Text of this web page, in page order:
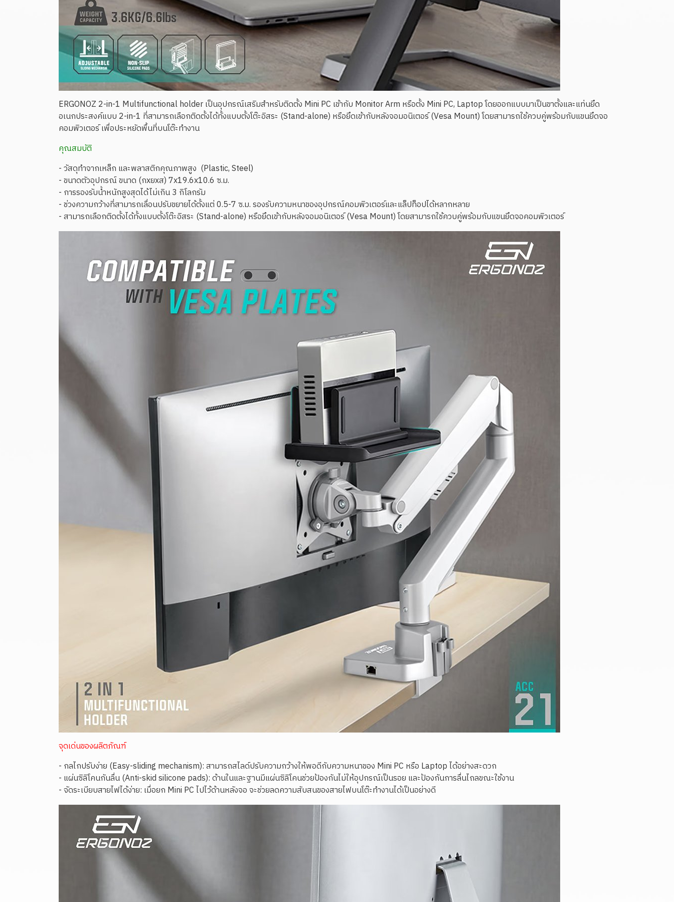
ERGONOZ 2-in-1 Multifunctional holder เป็นอุปกรณ์เสริมสำหรับติดตั้ง Mini PC เข้ากับ Monitor Arm หรือตั้ง Mini PC, Laptop โดยออกแบบมาเป็นขาตั้งและแท่นยึด
อเนกประสงค์แบบ 2-in-1 ที่สามารถเลือกติดตั้งได้ทั้งแบบตั้งโต๊ะอิสระ (Stand-alone) หรือยึดเข้ากับหลังจอมอนิเตอร์ (Vesa Mount) โดยสามารถใช้ควบคู่พร้อมกับแขนยึดจอ
คอมพิวเตอร์ เพื่อประหยัดพื้นที่บนโต๊ะทำงาน
คุณสมบัติ
- วัสดุทำจากเหล็ก และพลาสติกคุณภาพสูง (Plastic, Steel)
- ขนาดตัวอุปกรณ์ ขนาด (กxยxส) 7x19.6x10.6 ซ.ม.
- การรองรับน้ำหนักสูงสุดได้ไม่เกิน 3 กิโลกรัม
- ช่วงความกว้างที่สามารถเลื่อนปรับขยายได้ตั้งแต่ 0.5-7 ซ.ม. รองรับความหนาของอุปกรณ์คอมพิวเตอร์และแล็ปท็อปได้หลากหลาย
- สามารถเลือกติดตั้งได้ทั้งแบบตั้งโต๊ะอิสระ (Stand-alone) หรือยึดเข้ากับหลังจอมอนิเตอร์ (Vesa Mount) โดยสามารถใช้ควบคู่พร้อมกับแขนยึดจอคอมพิวเตอร์
จุดเด่นของผลิตภัณฑ์
- กลไกปรับง่าย (Easy-sliding mechanism): สามารถสไลด์ปรับความกว้างให้พอดีกับความหนาของ Mini PC หรือ Laptop ได้อย่างสะดวก
- แผ่นซิลิโคนกันลื่น (Anti-skid silicone pads): ด้านในและฐานมีแผ่นซิลิโคนช่วยป้องกันไม่ให้อุปกรณ์เป็นรอย และป้องกันการลื่นไถลขณะใช้งาน
- จัดระเบียบสายไฟได้ง่าย: เมื่อยก Mini PC ไปไว้ด้านหลังจอ จะช่วยลดความสับสนของสายไฟบนโต๊ะทำงานได้เป็นอย่างดี